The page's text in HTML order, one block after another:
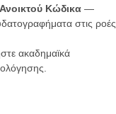
Κώδικα —
στις ροές
ακαδημαϊκά